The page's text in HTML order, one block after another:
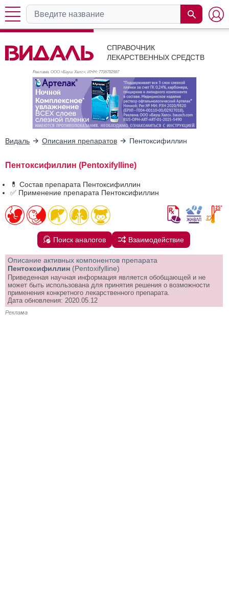
СПРАВОЧНИК
ЛЕКАРСТВЕННЫХ СРЕДСТВ
Реклама. ООО «Бауш Хелс», ИНН: 7706782987
Видаль Описания препаратов Пентоксифиллин
Пентоксифиллин (Pentoxifylline)
💊 Состав препарата Пентоксифиллин
✅ Применение препарата Пентоксифиллин
Поиск аналогов Взаимодействие
Описание активных компонентов препарата
Пентоксифиллин (Pentoxifylline)
Приведенная научная информация является обобщающей и не
может быть использована для принятия решения о возможности
применения конкретного лекарственного препарата.
Дата обновления: 2020.05.12
Реклама